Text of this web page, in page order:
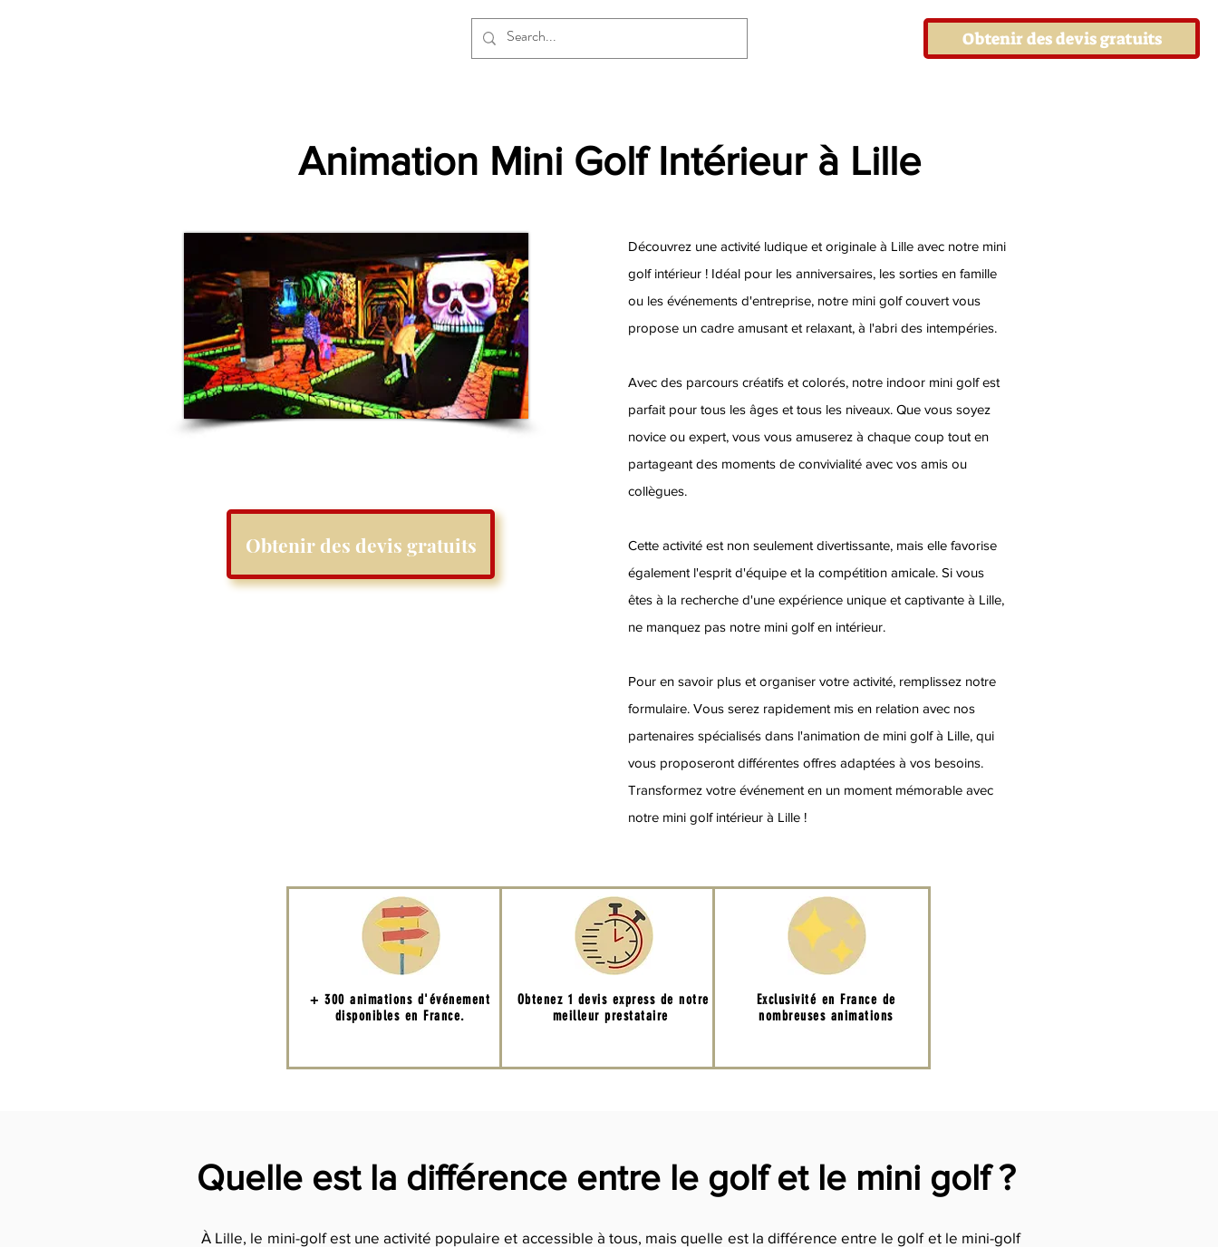
Obtenir des devis gratuits
Animation Mini Golf Intérieur à Lille
Obtenir des devis gratuits
Découvrez une activité ludique et originale à Lille avec notre mini
golf intérieur ! Idéal pour les anniversaires, les sorties en famille
ou les événements d'entreprise, notre mini golf couvert vous
propose un cadre amusant et relaxant, à l'abri des intempéries.
Avec des parcours créatifs et colorés, notre indoor mini golf est
parfait pour tous les âges et tous les niveaux. Que vous soyez
novice ou expert, vous vous amuserez à chaque coup tout en
partageant des moments de convivialité avec vos amis ou
collègues.
Cette activité est non seulement divertissante, mais elle favorise
également l'esprit d'équipe et la compétition amicale. Si vous
êtes à la recherche d'une expérience unique et captivante à Lille,
ne manquez pas notre mini golf en intérieur.
Pour en savoir plus et organiser votre activité, remplissez notre
formulaire. Vous serez rapidement mis en relation avec nos
partenaires spécialisés dans l'animation de mini golf à Lille, qui
vous proposeront différentes offres adaptées à vos besoins.
Transformez votre événement en un moment mémorable avec
notre mini golf intérieur à Lille !
+ 300 animations d'événement
disponibles en France.
Obtenez 1 devis express de notre
meilleur prestataire
Exclusivité en France de
nombreuses animations
Quelle est la différence entre le golf et le mini golf ?
À Lille, le mini-golf est une activité populaire et accessible à tous, mais quelle est la différence entre le golf et le mini-golf